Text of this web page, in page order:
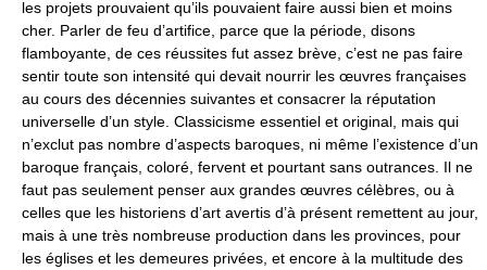
les projets prouvaient qu’ils pouvaient faire aussi bien et moins
cher. Parler de feu d’artifice, parce que la période, disons
flamboyante, de ces réussites fut assez brève, c’est ne pas faire
sentir toute son intensité qui devait nourrir les œuvres françaises
au cours des décennies suivantes et consacrer la réputation
universelle d’un style. Classicisme essentiel et original, mais qui
n’exclut pas nombre d’aspects baroques, ni même l’existence d’un
baroque français, coloré, fervent et pourtant sans outrances. Il ne
faut pas seulement penser aux grandes œuvres célèbres, ou à
celles que les historiens d’art avertis d’à présent remettent au jour,
mais à une très nombreuse production dans les provinces, pour
les églises et les demeures privées, et encore à la multitude des